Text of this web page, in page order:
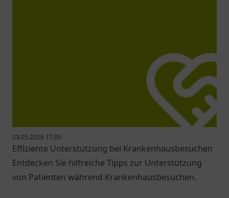
23.05.2026 17:05
Effiziente Unterstützung bei Krankenhausbesuchen
Entdecken Sie hilfreiche Tipps zur Unterstützung
von Patienten während Krankenhausbesuchen.